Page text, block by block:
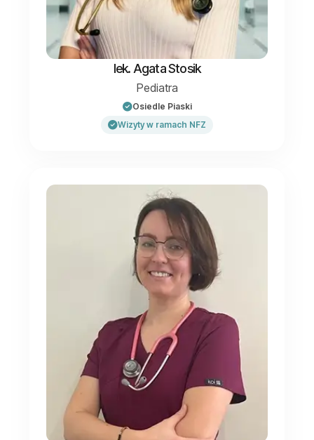
lek. Agata Stosik
Pediatra
Osiedle Piaski
Wizyty w ramach NFZ